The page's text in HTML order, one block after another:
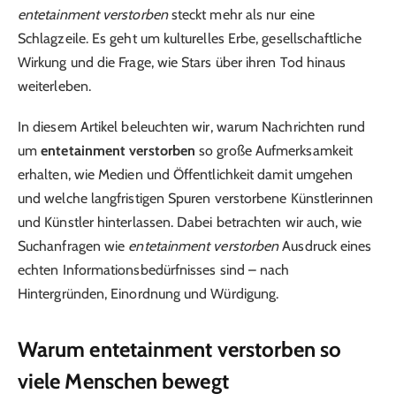
entetainment verstorbensteckt mehr als nur eine
Schlagzeile. Es geht um kulturelles Erbe, gesellschaftliche
Wirkung und die Frage, wie Stars über ihren Tod hinaus
weiterleben.
In diesem Artikel beleuchten wir, warum Nachrichten rund
umentetainment verstorben so große Aufmerksamkeit
erhalten, wie Medien und Öffentlichkeit damit umgehen
und welche langfristigen Spuren verstorbene Künstlerinnen
und Künstler hinterlassen. Dabei betrachten wir auch, wie
Suchanfragen wie entetainment verstorbenAusdruck eines
echten Informationsbedürfnisses sind – nach
Hintergründen, Einordnung und Würdigung.
Warum entetainment verstorben so
viele Menschen bewegt